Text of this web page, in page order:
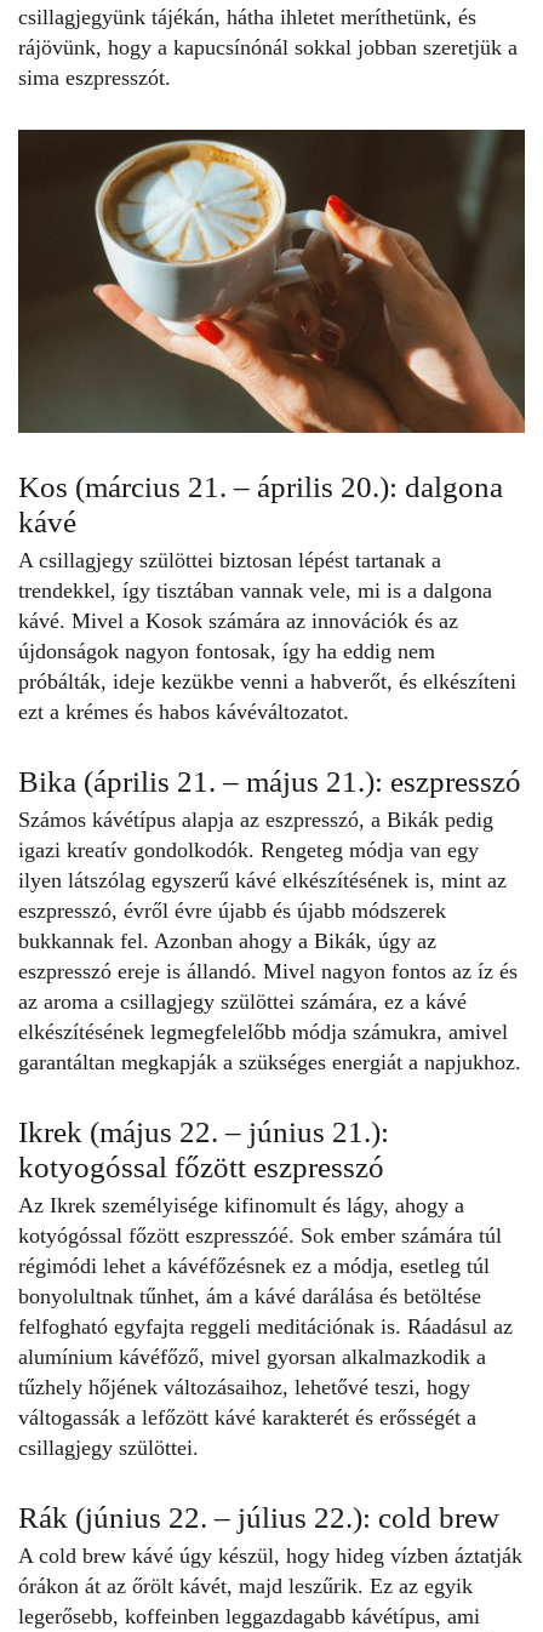
csillagjegyünk tájékán, hátha ihletet meríthetünk, és
rájövünk, hogy a kapucsínónál sokkal jobban szeretjük a
sima eszpresszót.
Kos (március 21. – április 20.): dalgona
kávé
A csillagjegy szülöttei biztosan lépést tartanak a
trendekkel, így tisztában vannak vele, mi is a dalgona
kávé. Mivel a Kosok számára az innovációk és az
újdonságok nagyon fontosak, így ha eddig nem
próbálták, ideje kezükbe venni a habverőt, és elkészíteni
ezt a krémes és habos kávéváltozatot.
Bika (április 21. – május 21.): eszpresszó
Számos kávétípus alapja az eszpresszó, a Bikák pedig
igazi kreatív gondolkodók. Rengeteg módja van egy
ilyen látszólag egyszerű kávé elkészítésének is, mint az
eszpresszó, évről évre újabb és újabb módszerek
bukkannak fel. Azonban ahogy a Bikák, úgy az
eszpresszó ereje is állandó. Mivel nagyon fontos az íz és
az aroma a csillagjegy szülöttei számára, ez a kávé
elkészítésének legmegfelelőbb módja számukra, amivel
garantáltan megkapják a szükséges energiát a napjukhoz.
Ikrek (május 22. – június 21.):
kotyogóssal főzött eszpresszó
Az Ikrek személyisége kifinomult és lágy, ahogy a
kotyógóssal főzött eszpresszóé. Sok ember számára túl
régimódi lehet a kávéfőzésnek ez a módja, esetleg túl
bonyolultnak tűnhet, ám a kávé darálása és betöltése
felfogható egyfajta reggeli meditációnak is. Ráadásul az
alumínium kávéfőző, mivel gyorsan alkalmazkodik a
tűzhely hőjének változásaihoz, lehetővé teszi, hogy
váltogassák a lefőzött kávé karakterét és erősségét a
csillagjegy szülöttei.
Rák (június 22. – július 22.): cold brew
A cold brew kávé úgy készül, hogy hideg vízben áztatják
órákon át az őrölt kávét, majd leszűrik. Ez az egyik
legerősebb, koffeinben leggazdagabb kávétípus, ami